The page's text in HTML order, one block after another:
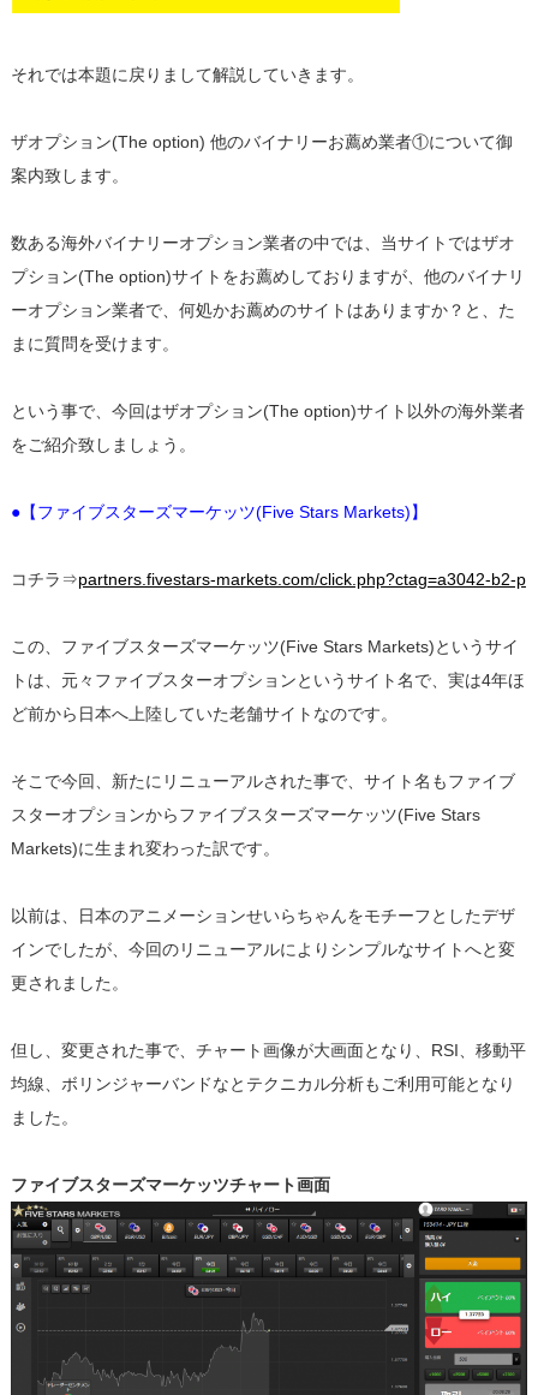
それでは本題に戻りまして解説していきます。
ザオプション(The option) 他のバイナリーお薦め業者①について御
案内致します。
数ある海外バイナリーオプション業者の中では、当サイトではザオ
プション(The option)サイトをお薦めしておりますが、他のバイナリ
ーオプション業者で、何処かお薦めのサイトはありますか？と、た
まに質問を受けます。
という事で、今回はザオプション(The option)サイト以外の海外業者
をご紹介致しましょう。
●【ファイブスターズマーケッツ(Five Stars Markets)】
コチラ⇒partners.fivestars-markets.com/click.php?ctag=a3042-b2-p
この、ファイブスターズマーケッツ(Five Stars Markets)というサイ
トは、元々ファイブスターオプションというサイト名で、実は4年ほ
ど前から日本へ上陸していた老舗サイトなのです。
そこで今回、新たにリニューアルされた事で、サイト名もファイブ
スターオプションからファイブスターズマーケッツ(Five Stars
Markets)に生まれ変わった訳です。
以前は、日本のアニメーションせいらちゃんをモチーフとしたデザ
インでしたが、今回のリニューアルによりシンプルなサイトへと変
更されました。
但し、変更された事で、チャート画像が大画面となり、RSI、移動平
均線、ボリンジャーバンドなとテクニカル分析もご利用可能となり
ました。
ファイブスターズマーケッツチャート画面